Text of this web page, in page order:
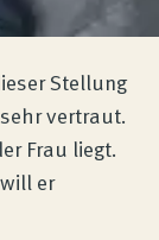
Stellung
vertraut.
Frau liegt.
er